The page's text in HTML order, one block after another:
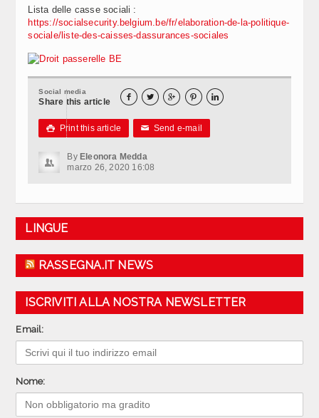
Lista delle casse sociali :
https://socialsecurity.belgium.be/fr/elaboration-de-la-politique-
sociale/liste-des-caisses-dassurances-sociales
Social media
Share this article     
 Print this article ✉ Send e-mail
By Eleonora Medda
marzo 26, 2020 16:08
LINGUE
RASSEGNA.IT NEWS
ISCRIVITI ALLA NOSTRA NEWSLETTER
Email:
Nome: